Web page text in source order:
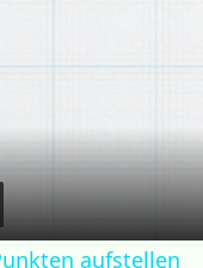
aufstellen